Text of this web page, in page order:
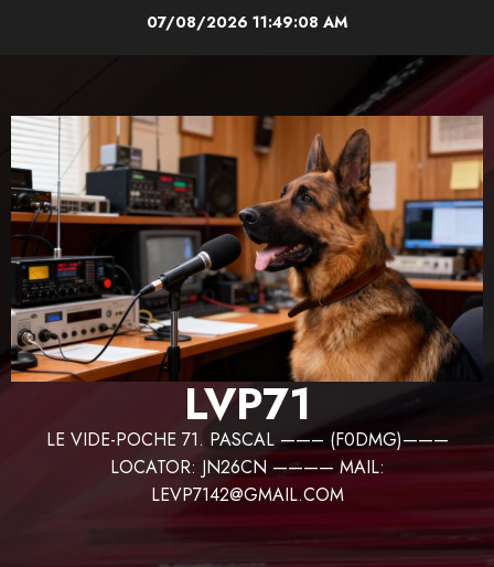
07/08/2026 11:49:09 AM
LVP71
LE VIDE-POCHE 71. PASCAL ——– (F0DMG)———
LOCATOR: JN26CN ———— MAIL:
LEVP7142@GMAIL.COM